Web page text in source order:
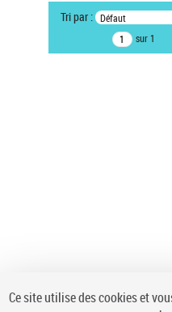
Statut de la notice d’autorité
Notice élémentaire
Type de notice d'autorité
Auteur d’œuvre
Tri par : Défaut
sur 1
Ce site utilise des cookies et